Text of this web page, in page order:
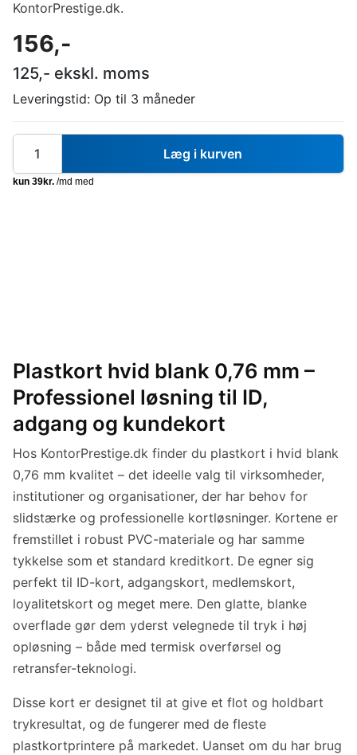
KontorPrestige.dk.
156,-
125,- ekskl. moms
Leveringstid: Op til 3 måneder
Læg i kurven
Plastkort hvid blank 0,76 mm –
Professionel løsning til ID,
adgang og kundekort
Hos KontorPrestige.dk finder du plastkort i hvid blank
0,76 mm kvalitet – det ideelle valg til virksomheder,
institutioner og organisationer, der har behov for
slidstærke og professionelle kortløsninger. Kortene er
fremstillet i robust PVC-materiale og har samme
tykkelse som et standard kreditkort. De egner sig
perfekt til ID-kort, adgangskort, medlemskort,
loyalitetskort og meget mere. Den glatte, blanke
overflade gør dem yderst velegnede til tryk i høj
opløsning – både med termisk overførsel og
retransfer-teknologi.
Disse kort er designet til at give et flot og holdbart
trykresultat, og de fungerer med de fleste
plastkortprintere på markedet. Uanset om du har brug